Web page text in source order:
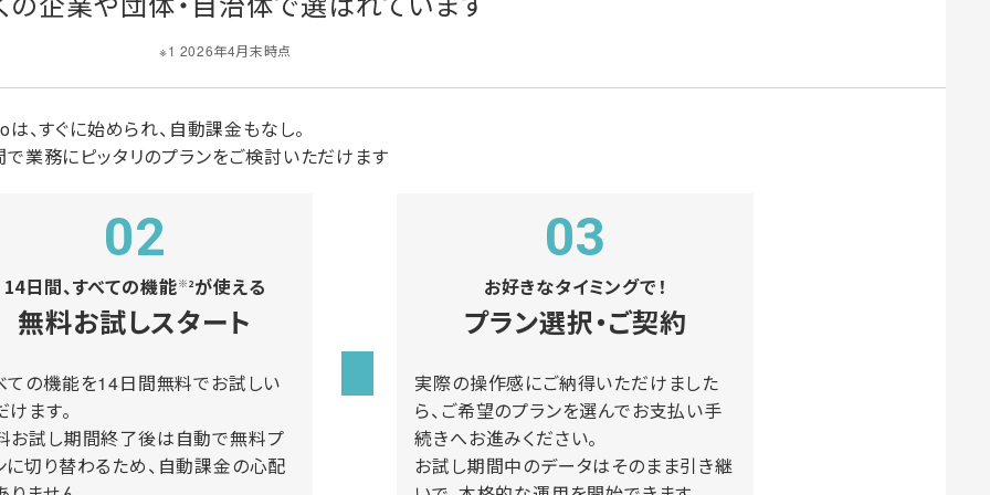
※1 2026年4月末時点
、すぐに始められ、自動課金もなし。
業務にピッタリのプランをご検討いただけます
02
14日間、すべての機能※2が使える
無料お試しスタート
ての機能を14日間無料でお試しい
けます。
お試し期間終了後は自動で無料プ
に切り替わるため、自動課金の心配
03
お好きなタイミングで！
プラン選択・ご契約
実際の操作感にご納得いただけました
ら、ご希望のプランを選んでお支払い手
続きへお進みください。
お試し期間中のデータはそのまま引き継